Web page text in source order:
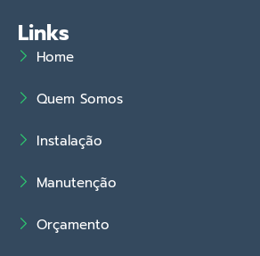
Links
Home
Quem Somos
Instalação
Manutenção
Orçamento